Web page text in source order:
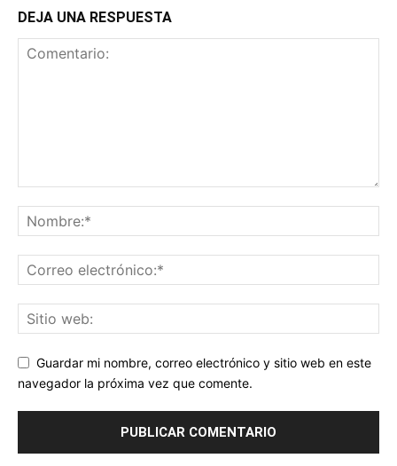
DEJA UNA RESPUESTA
Guardar mi nombre, correo electrónico y sitio web en este
navegador la próxima vez que comente.